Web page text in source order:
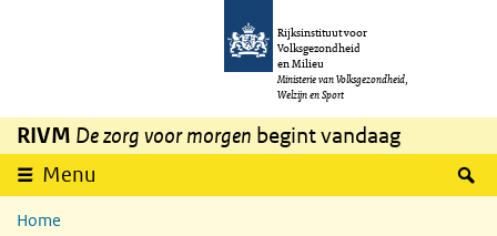
Overslaan en naar de inhoud gaan
Rijksinstituut voor
Volksgezondheid
en Milieu
Ministerie van Volksgezondheid,
Welzijn en Sport
RIVM De zorg voor morgen begint vandaag
Menu
Home